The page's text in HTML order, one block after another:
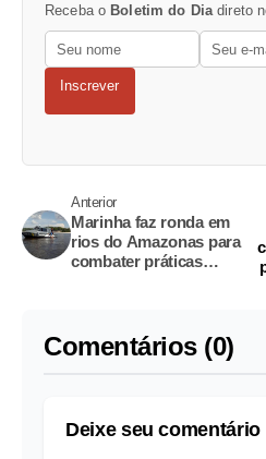
Receba o Boletim do Dia direto
Inscrever
Anterior
Marinha faz ronda em
rios do Amazonas para
combater práticas
Comentários (0)
Deixe seu comentário